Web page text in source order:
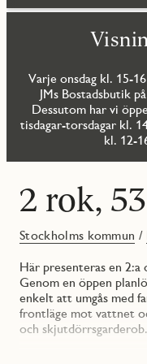
Varje onsdag kl. 15-
JMs Bostadsbutik
Dessutom har vi
tisdagar-torsdagar kl.
kl. 12-
2 rok,
Stockholms kommun /
Här presenteras en
Genom en öppen
enkelt att umgås med
frontläge mot vattnet
och skjutdörrsgarderob.